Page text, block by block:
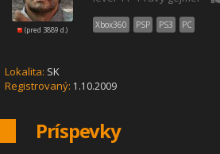
(pred 3889 d.) Xbox360 PSP PS3 PC
Lokalita: SK
Registrovaný: 1.10.2009
Príspevky